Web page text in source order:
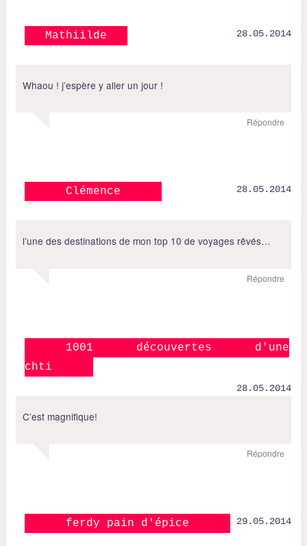
Mathiilde 28.05.2014
Whaou ! j’espère y aller un jour !
Répondre
Clémence 28.05.2014
l’une des destinations de mon top 10 de voyages rêvés…
Répondre
1001 découvertes d'une
chti
28.05.2014
C’est magnifique!
Répondre
ferdy pain d'épice 29.05.2014